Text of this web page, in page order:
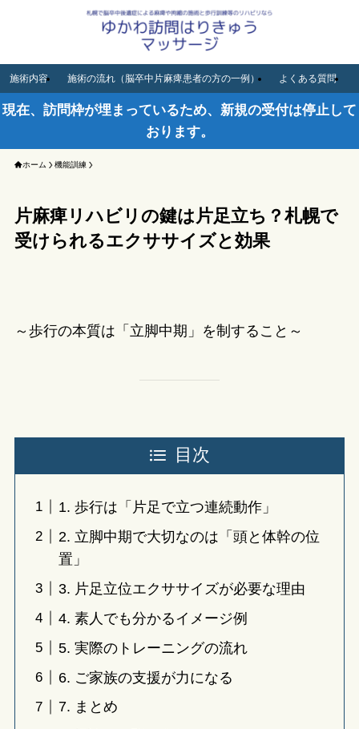
施術内容 施術の流れ（脳卒中片麻痺患者の方の一例） よくある質問
現在、訪問枠が埋まっているため、新規の受付は停止して
おります。
ホーム 機能訓練
片麻痺リハビリの鍵は片足立ち？札幌で
受けられるエクササイズと効果
～歩行の本質は「立脚中期」を制すること～
目次
1. 歩行は「片足で立つ連続動作」
2. 立脚中期で大切なのは「頭と体幹の位
置」
3. 片足立位エクササイズが必要な理由
4. 素人でも分かるイメージ例
5. 実際のトレーニングの流れ
6. ご家族の支援が力になる
7. まとめ